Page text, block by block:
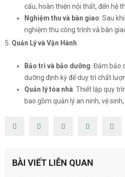
cấu, hoàn thiện nội thất, đến hệ
Nghiệm thu và bàn giao: Sau
nghiệm thu công trình và bàn
5. Quản Lý và Vận Hành
Bảo trì và bảo dưỡng: Đảm bảo
dưỡng định kỳ để duy trì chất
Quản lý tòa nhà: Thiết lập quy
bao gồm quản lý an ninh, vệ
BÀI VIẾT LIÊN QUAN